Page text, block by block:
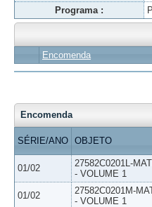
Programa :
Encomenda
Encomenda
SÉRIE/ANO OBJETO
01/02
27582C0201L-
- VOLUME 1
01/02
27582C0201M-
- VOLUME 1